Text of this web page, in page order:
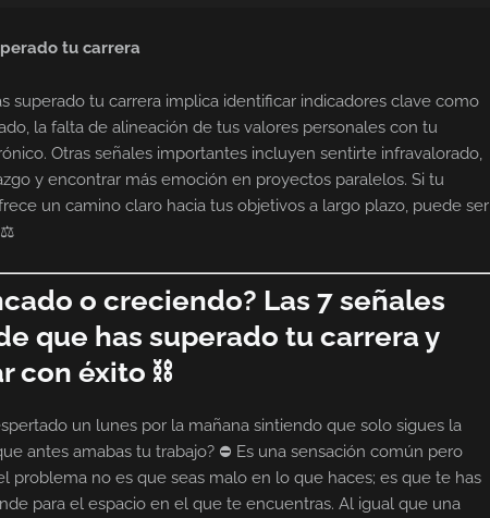
tu carrera
superado tu carrera implica identificar indicadores clave como
la falta de alineación de tus valores personales con tu
Otras señales importantes incluyen sentirte infravalorado,
y encontrar más emoción en proyectos paralelos. Si tu
un camino claro hacia tus objetivos a largo plazo, puede ser
o creciendo? Las 7 señales
que has superado tu carrera y
con éxito ⛓
un lunes por la mañana sintiendo que solo sigues la
antes amabas tu trabajo? ⛔ Es una sensación común pero
problema no es que seas malo en lo que haces; es que te has
para el espacio en el que te encuentras. Al igual que una